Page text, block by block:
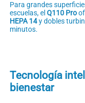
Para grandes
escuelas, el Q110 Pro
HEPA 14y dobles
minutos.
Tecnología
bienestar